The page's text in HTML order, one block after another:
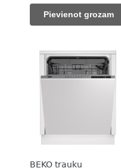
was:
609,00 €.
Pievienot grozam
BEKO trauku